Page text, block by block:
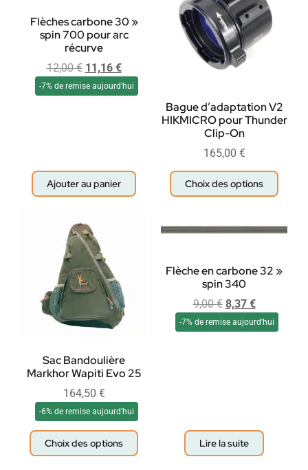
Flèches carbone 30 »
spin 700 pour arc
récurve
12,00€ 11,16 €
-7% de remise aujourd'hui
Ajouter au panier
Bague d’adaptation V2
HIKMICRO pour Thunder
Clip-On
165,00 €
Choix des options
Sac Bandoulière
Markhor Wapiti Evo 25
164,50 €
-6% de remise aujourd'hui
Choix des options
Flèche en carbone 32 »
spin 340
9,00€ 8,37 €
-7% de remise aujourd'hui
Lire la suite